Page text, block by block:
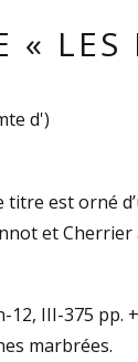
LES
d')
est orné
et Cherrier
III-375 pp.
marbrées.